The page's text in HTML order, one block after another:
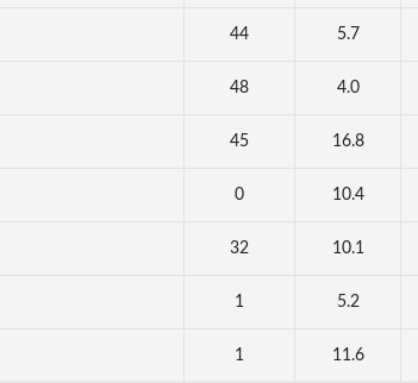
44 5.7
48 4.0
45 16.8
0 10.4
32 10.1
1 5.2
1 11.6